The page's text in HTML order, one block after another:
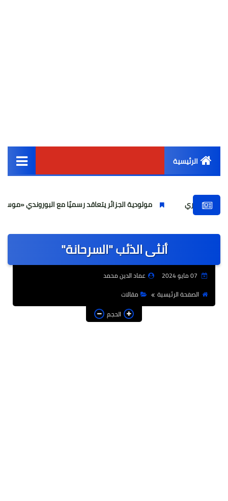
الرئيسية
أخبار مصر
عالمى
الرياضة
فن
مولودية الجزائر يتعاقد رسميًا مع البوروندي «موسي ندووموي»
أنثى الذئب "السرحانة"
عماد الدين محمد
الصفحة الرئيسية
مقالات
الحجم